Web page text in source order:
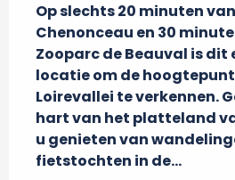
Op slechts 20 minuten
Chenonceau en 30
Zooparc de Beauval is
locatie om de
Loirevallei te verkennen.
hart van het platteland
u genieten van
fietstochten in de...